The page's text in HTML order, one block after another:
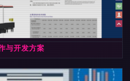
与开发方案